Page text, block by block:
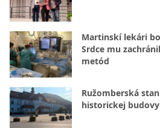
Martinskí lekári
Srdce mu
metód
Ružomberská
historickej